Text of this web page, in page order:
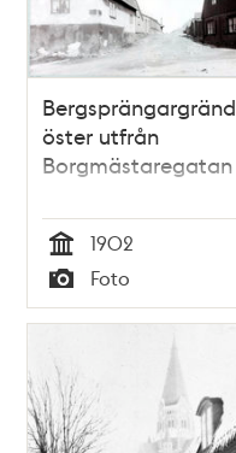
Bergsprängargränd
öster utfrån
Borgmästaregatan
Tid
1902
Typ
Foto